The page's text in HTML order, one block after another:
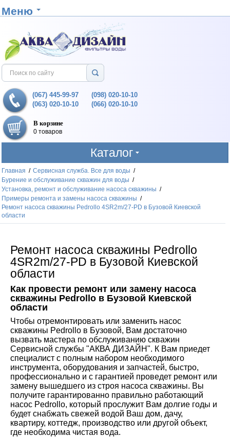
Меню
(067) 445-99-97
(063) 020-10-10
(098) 020-10-10
(066) 020-10-10
В корзине
0 товаров
Каталог
Главная / Сервисная служба. Все для воды /
Бурение и обслуживание скважин для воды /
Установка, ремонт и обслуживание насоса скважины /
Примеры ремонта и замены насоса скважины /
Ремонт насоса скважины Pedrollo 4SR2m/27-PD в Бузовой Киевской
области
Ремонт насоса скважины Pedrollo
4SR2m/27-PD в Бузовой Киевской
области
Как провести ремонт или замену насоса
скважины Pedrollo в Бузовой Киевской
области
Чтобы отремонтировать или заменить насос
скважины Pedrollo в Бузовой, Вам достаточно
вызвать мастера по обслуживанию скважин
Сервисной службы "АКВА ДИЗАЙН". К Вам приедет
специалист с полным набором необходимого
инструмента, оборудования и запчастей, быстро,
профессионально и с гарантией проведет ремонт или
замену вышедшего из строя насоса скважины. Вы
получите гарантированно правильно работающий
насос Pedrollo, который прослужит Вам долгие годы и
будет снабжать свежей водой Ваш дом, дачу,
квартиру, коттедж, производство или другой объект,
где необходима чистая вода.